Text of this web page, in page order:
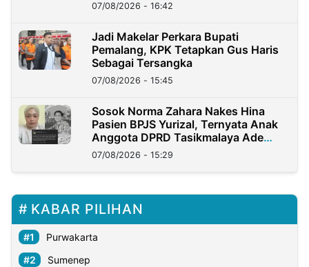
07/08/2026 - 16:42
Jadi Makelar Perkara Bupati
Pemalang, KPK Tetapkan Gus Haris
Sebagai Tersangka
07/08/2026 - 15:45
Sosok Norma Zahara Nakes Hina
Pasien BPJS Yurizal, Ternyata Anak
Anggota DPRD Tasikmalaya Ade
Lukman
07/08/2026 - 15:29
KABAR PILIHAN
Purwakarta
Sumenep